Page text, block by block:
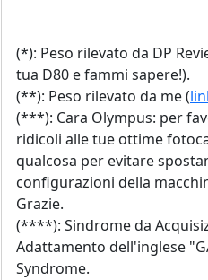
(*): Peso rilevato da DP
tua D80 e fammi sapere!).
(**): Peso rilevato da me (
(***): Cara Olympus: per
ridicoli alle tue ottime
qualcosa per evitare
configurazioni della
Grazie.
(****): Sindrome da
Adattamento dell'inglese
Syndrome.